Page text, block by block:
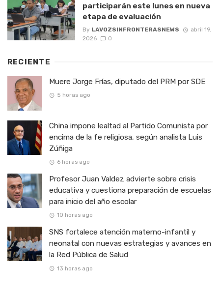
participarán este lunes en nueva
etapa de evaluación
By LAVOZSINFRONTERASNEWS
abril 19,
2026
0
RECIENTE
Muere Jorge Frías, diputado del PRM por SDE
5 horas ago
China impone lealtad al Partido Comunista por
encima de la fe religiosa, según analista Luis
Zúñiga
6 horas ago
Profesor Juan Valdez advierte sobre crisis
educativa y cuestiona preparación de escuelas
para inicio del año escolar
10 horas ago
SNS fortalece atención materno-infantil y
neonatal con nuevas estrategias y avances en
la Red Pública de Salud
13 horas ago